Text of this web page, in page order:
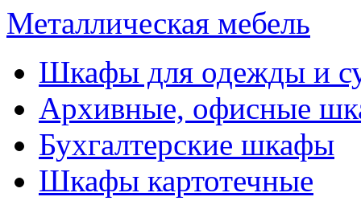
Металлическая мебель
Шкафы для одежды и
Архивные, офисные
Бухгалтерские шкафы
Шкафы картотечные